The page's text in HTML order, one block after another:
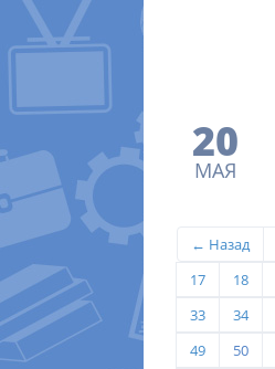
20
МАЯ
← Назад
17
18
33
34
49
50